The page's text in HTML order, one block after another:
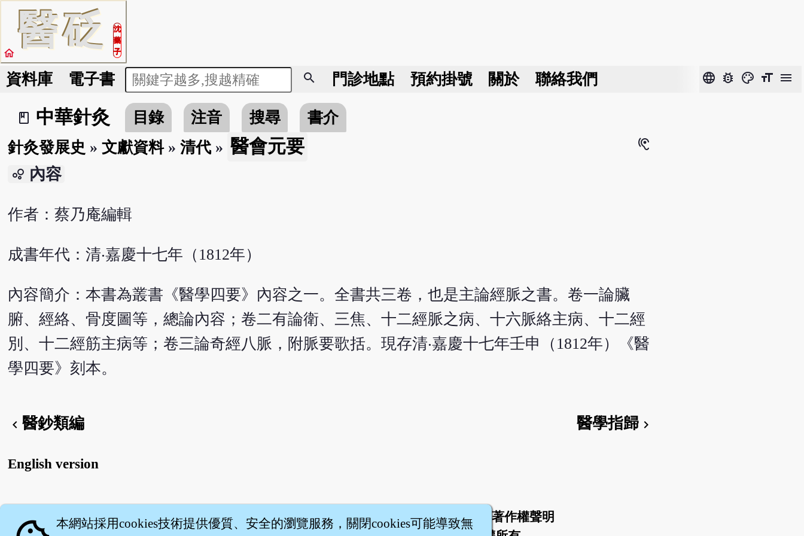
醫砭
沈
藥
子
home
資料庫 電子書 search 門診地點 預約掛號 關於 聯絡我們 language bug_report color_lens format_size menu
book_2
中華針灸 目錄 注音 搜尋
書介
針灸發展史 » 文獻資料» 清代» 醫會元要 hearing
bubble_chart 內容
作者：蔡乃庵編輯
成書年代：清‧嘉慶十七年（1812年）
內容簡介：本書為叢書《醫學四要》內容之一。全書共三卷，也是主論經脈之書。卷一論臟
腑、經絡、骨度圖等，總論內容；卷二有論衛、三焦、十二經脈之病、十六脈絡主病、十二經
別、十二經筋主病等；卷三論奇經八脈，附脈要歌括。現存清‧嘉慶十七年壬申（1812年）《醫
學四要》刻本。
chevron_left 醫鈔類編 醫學指歸chevron_right
English version
關於 聯絡我們 服務條款 隱私權條款
著作權聲明
本網站採用cookies技術提供優質、安全的瀏覽服務，關閉cookies可能導致無